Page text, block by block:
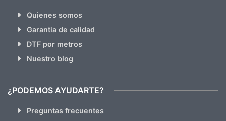
Quienes somos
Garantia de calidad
DTF por metros
Nuestro blog
¿PODEMOS AYUDARTE?
Preguntas frecuentes